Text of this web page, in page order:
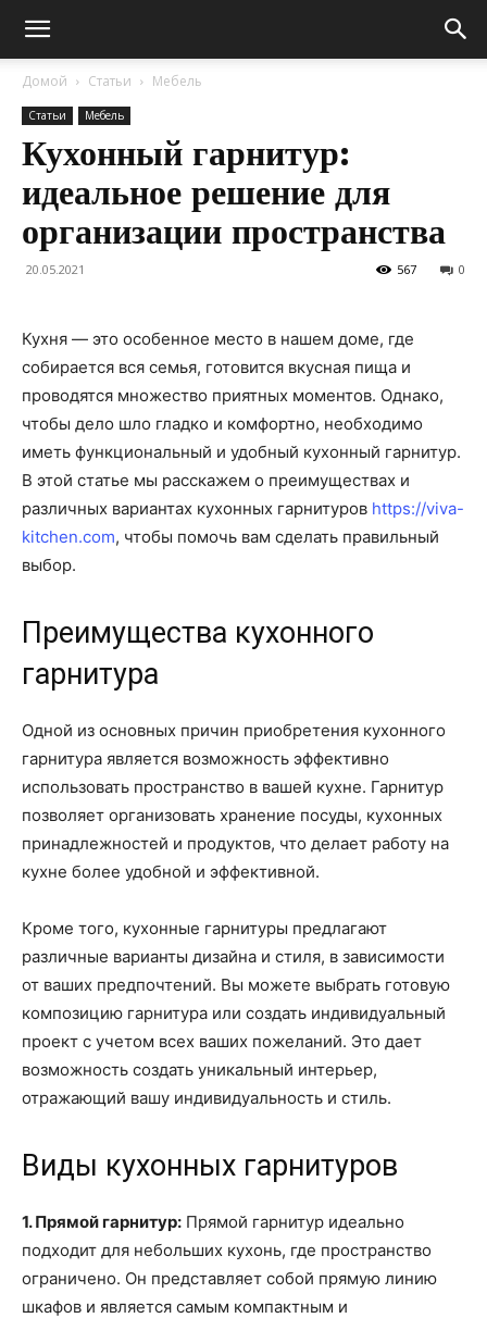
Домой Статьи Мебель
Статьи Мебель
Кухонный гарнитур:
идеальное решение для
организации пространства
20.05.2021 0
567
Кухня — это особенное место в нашем доме, где
собирается вся семья, готовится вкусная пища и
проводятся множество приятных моментов. Однако,
чтобы дело шло гладко и комфортно, необходимо
иметь функциональный и удобный кухонный гарнитур.
В этой статье мы расскажем о преимуществах и
различных вариантах кухонных гарнитуров https://viva-
kitchen.com, чтобы помочь вам сделать правильный
выбор.
Преимущества кухонного
гарнитура
Одной из основных причин приобретения кухонного
гарнитура является возможность эффективно
использовать пространство в вашей кухне. Гарнитур
позволяет организовать хранение посуды, кухонных
принадлежностей и продуктов, что делает работу на
кухне более удобной и эффективной.
Кроме того, кухонные гарнитуры предлагают
различные варианты дизайна и стиля, в зависимости
от ваших предпочтений. Вы можете выбрать готовую
композицию гарнитура или создать индивидуальный
проект с учетом всех ваших пожеланий. Это дает
возможность создать уникальный интерьер,
отражающий вашу индивидуальность и стиль.
Виды кухонных гарнитуров
1. Прямой гарнитур: Прямой гарнитур идеально
подходит для небольших кухонь, где пространство
ограничено. Он представляет собой прямую линию
шкафов и является самым компактным и